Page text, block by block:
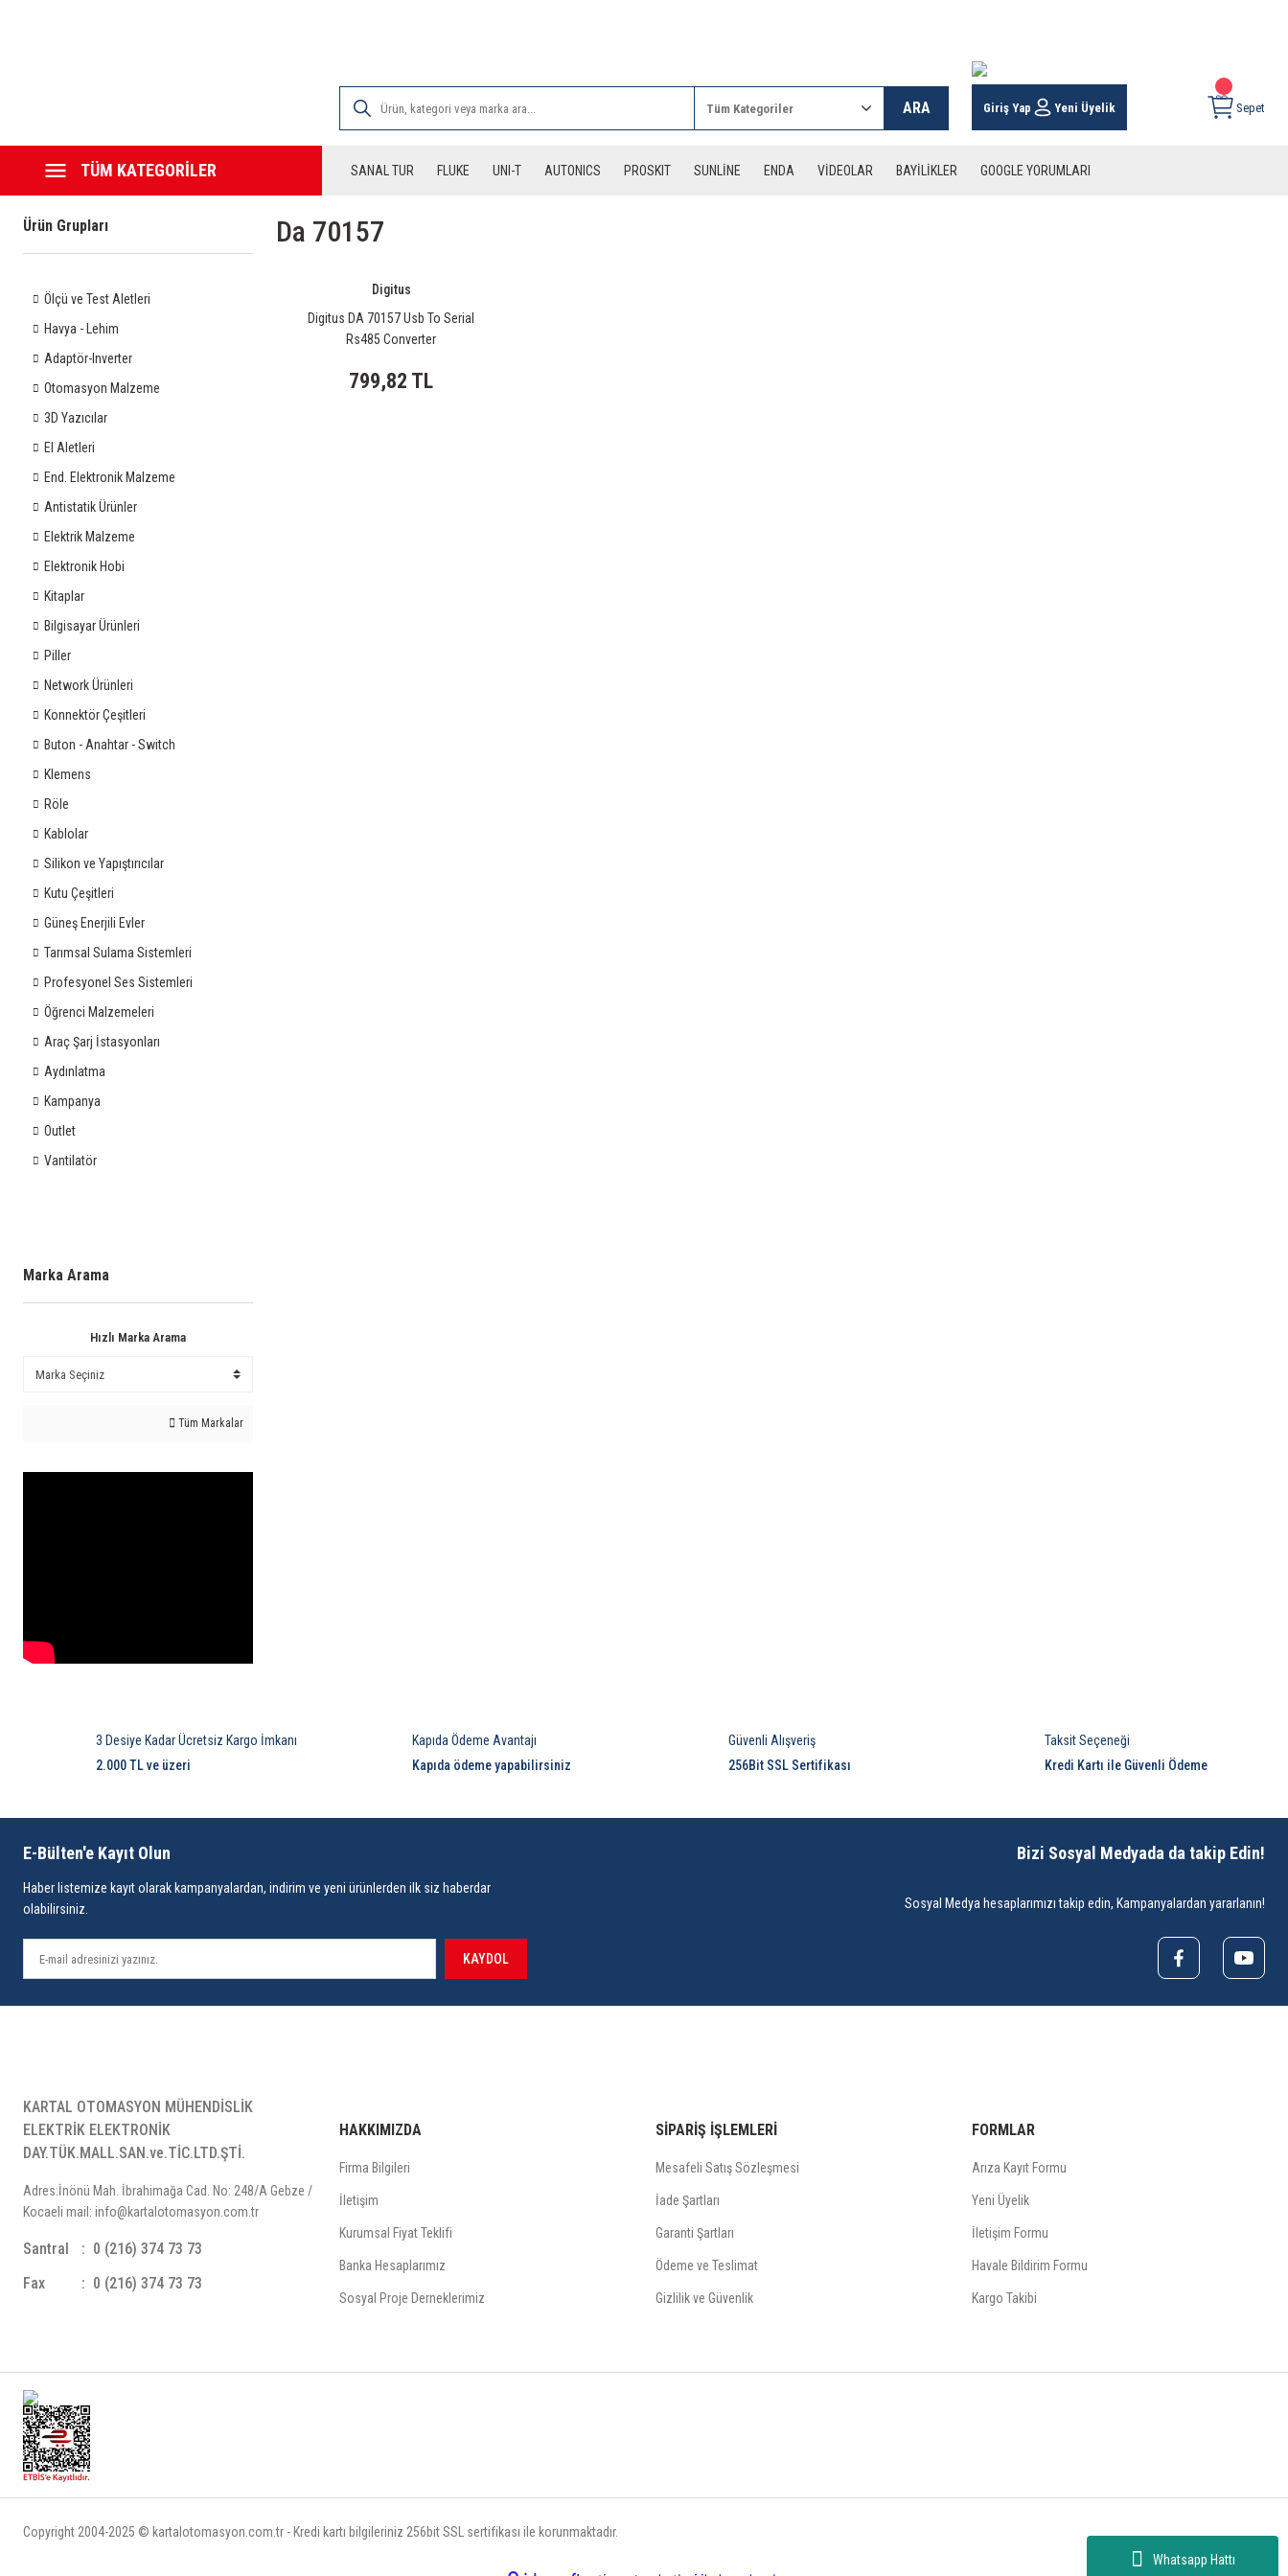
Whatsapp Hattı
ARA Giriş Yap Yeni Üyelik Sepet
TÜM KATEGORİLER SANAL TUR FLUKE UNI-T AUTONICS PROSKIT SUNLİNE ENDA VİDEOLAR BAYİLİKLER GOOGLE YORUMLARI
Ürün Grupları
Ölçü ve Test Aletleri
Havya - Lehim
Adaptör-Inverter
Otomasyon Malzeme
3D Yazıcılar
El Aletleri
End. Elektronik Malzeme
Antistatik Ürünler
Elektrik Malzeme
Elektronik Hobi
Kitaplar
Bilgisayar Ürünleri
Piller
Network Ürünleri
Konnektör Çeşitleri
Buton - Anahtar - Switch
Klemens
Röle
Kablolar
Silikon ve Yapıştırıcılar
Kutu Çeşitleri
Güneş Enerjili Evler
Tarımsal Sulama Sistemleri
Profesyonel Ses Sistemleri
Öğrenci Malzemeleri
Araç Şarj İstasyonları
Aydınlatma
Kampanya
Outlet
Vantilatör
Marka Arama
Hızlı Marka Arama
Tüm Markalar
Da 70157
Digitus
Digitus DA 70157 Usb To Serial
Rs485 Converter
799,82 TL
3 Desiye Kadar Ücretsiz Kargo İmkanı
2.000 TL ve üzeri
Kapıda Ödeme Avantajı
Kapıda ödeme yapabilirsiniz
Güvenli Alışveriş
256Bit SSL Sertifikası
Taksit Seçeneği
Kredi Kartı ile Güvenli Ödeme
E-Bülten'e Kayıt Olun
Haber listemize kayıt olarak kampanyalardan, indirim ve yeni ürünlerden ilk siz haberdar
olabilirsiniz.
KAYDOL
Bizi Sosyal Medyada da takip Edin!
Sosyal Medya hesaplarımızı takip edin, Kampanyalardan yararlanın!
KARTAL OTOMASYON MÜHENDİSLİK
ELEKTRİK ELEKTRONİK
DAY.TÜK.MALL.SAN.ve.TİC.LTD.ŞTİ.
Adres:İnönü Mah. İbrahimağa Cad. No: 248/A Gebze /
Kocaeli mail: info@kartalotomasyon.com.tr
Santral
0 (216) 374 73 73
Fax
0 (216) 374 73 73
HAKKIMIZDA
Firma Bilgileri
İletişim
Kurumsal Fiyat Teklifi
Banka Hesaplarımız
Sosyal Proje Derneklerimiz
SİPARİŞ İŞLEMLERİ
Mesafeli Satış Sözleşmesi
İade Şartları
Garanti Şartları
Ödeme ve Teslimat
Gizlilik ve Güvenlik
FORMLAR
Arıza Kayıt Formu
Yeni Üyelik
İletişim Formu
Havale Bildirim Formu
Kargo Takibi
Copyright 2004-2025 © kartalotomasyon.com.tr - Kredi kartı bilgileriniz 256bit SSL sertifikası ile korunmaktadır.